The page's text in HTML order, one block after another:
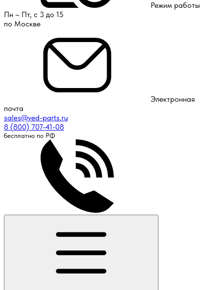
Режим работы
Пн – Пт, с 3 до 15
по Москве
Электронная
почта
sales@ved-parts.ru
8 (800) 707-41-08
бесплатно по РФ